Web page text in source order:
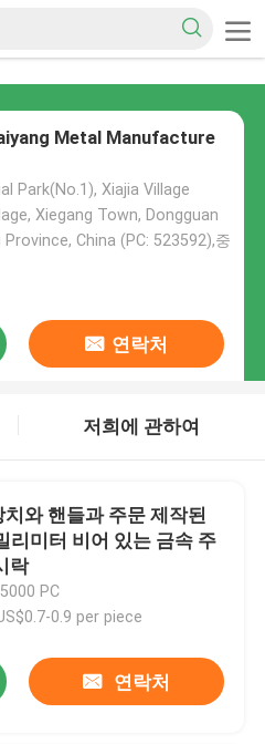
Metal Manufacture
Park(No.1), Xiajia Village
Xiegang Town, Dongguan
China (PC: 523592),중
연락처
저희에 관하여
치와 핸들과 주문 제작된
리미터 비어 있는 금속 주
락
PC
0.9 per piece
연락처